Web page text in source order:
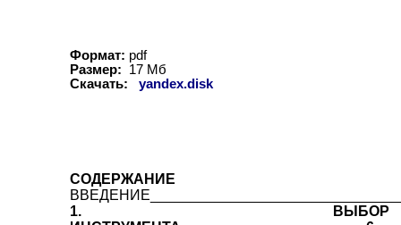
Формат: pdf
Размер:
17 Мб
Скачать:
yandex.disk
СОДЕРЖАНИЕ
1. ВЫБОР